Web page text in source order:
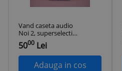
Vand caseta audio
Noi 2, superselectie
romaneasca,
originala, sigilata
5000 Lei
Adauga in cos